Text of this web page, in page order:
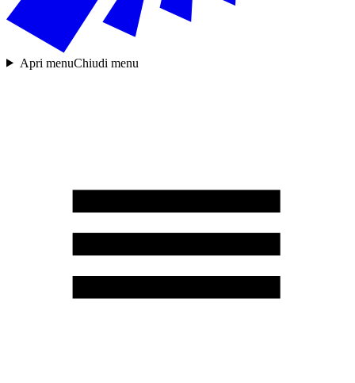
Apri menuChiudi menu